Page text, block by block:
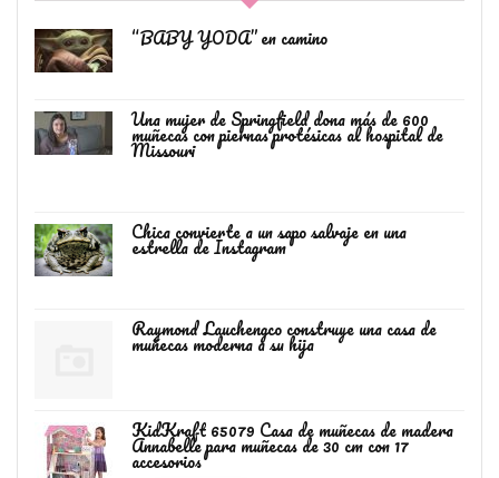
“BABY YODA” en camino
Una mujer de Springfield dona más de 600
muñecas con piernas protésicas al hospital de
Missouri
Chica convierte a un sapo salvaje en una
estrella de Instagram
Raymond Lauchengco construye una casa de
muñecas moderna a su hija
KidKraft 65079 Casa de muñecas de madera
Annabelle para muñecas de 30 cm con 17
accesorios